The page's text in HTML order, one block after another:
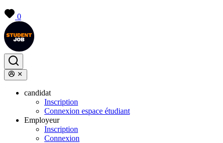
0
candidat
Inscription
Connexion espace étudiant
Employeur
Inscription
Connexion